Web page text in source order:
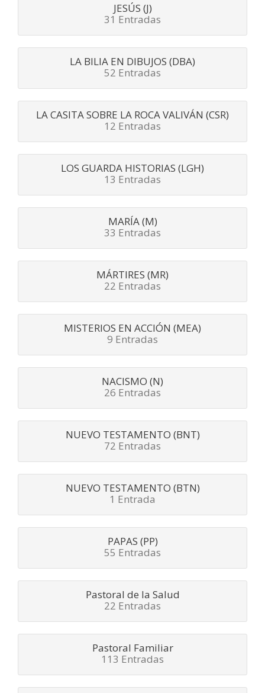
JESÚS (J)
31 Entradas
LA BILIA EN DIBUJOS (DBA)
52 Entradas
LA CASITA SOBRE LA ROCA VALIVÁN (CSR)
12 Entradas
LOS GUARDA HISTORIAS (LGH)
13 Entradas
MARÍA (M)
33 Entradas
MÁRTIRES (MR)
22 Entradas
MISTERIOS EN ACCIÓN (MEA)
9 Entradas
NACISMO (N)
26 Entradas
NUEVO TESTAMENTO (BNT)
72 Entradas
NUEVO TESTAMENTO (BTN)
1 Entrada
PAPAS (PP)
55 Entradas
Pastoral de la Salud
22 Entradas
Pastoral Familiar
113 Entradas